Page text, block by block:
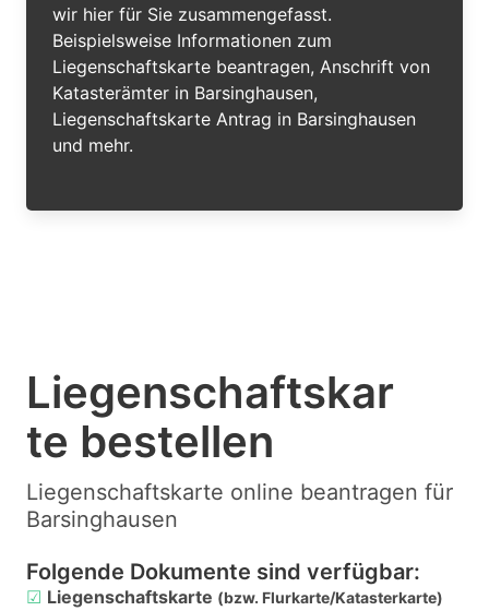
wir hier für Sie zusammengefasst.
Beispielsweise Informationen zum
Liegenschaftskarte beantragen, Anschrift von
Katasterämter in Barsinghausen,
Liegenschaftskarte Antrag in Barsinghausen
und mehr.
Liegenschaftskar
te bestellen
Liegenschaftskarte online beantragen für
Barsinghausen
Folgende Dokumente sind verfügbar:
☑ Liegenschaftskarte (bzw. Flurkarte/Katasterkarte)